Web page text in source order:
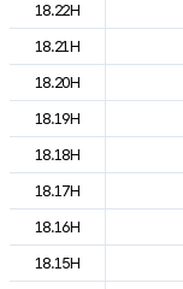
18.22H
18.21H
18.20H
18.19H
18.18H
18.17H
18.16H
18.15H